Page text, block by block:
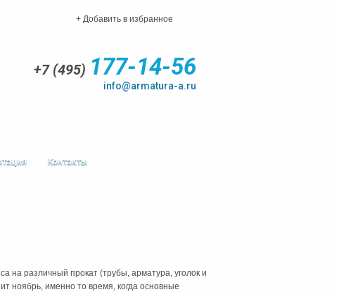
+ Добавить в избранное
+7 (495) 177-14-56
info@armatura-a.ru
Контакты
на различный прокат (трубы, арматура, уголок и
ноябрь, именно то время, когда основные